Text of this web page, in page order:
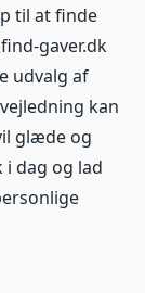
til at finde
gaver.dk
udvalg af
kan
glæde og
i dag og lad